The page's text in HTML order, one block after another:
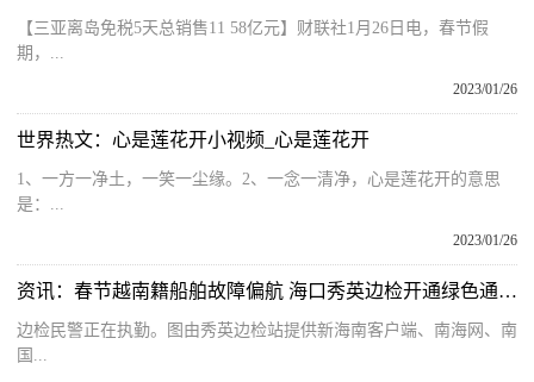
【三亚离岛免税5天总销售11 58亿元】财联社1月26日电，春节假
期，...
2023/01/26
世界热文：心是莲花开小视频_心是莲花开
1、一方一净土，一笑一尘缘。2、一念一清净，心是莲花开的意思
是：...
2023/01/26
资讯：春节越南籍船舶故障偏航 海口秀英边检开通绿色通道联动处置
边检民警正在执勤。图由秀英边检站提供新海南客户端、南海网、南
国...